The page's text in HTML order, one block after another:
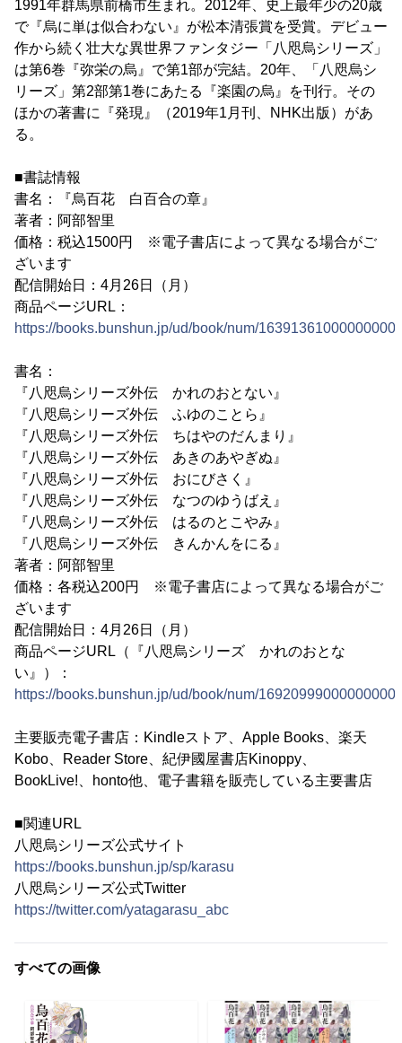
1991年群馬県前橋市生まれ。2012年、史上最年少の20歳
で『烏に単は似合わない』が松本清張賞を受賞。デビュー
作から続く壮大な異世界ファンタジー「八咫烏シリーズ」
は第6巻『弥栄の烏』で第1部が完結。20年、「八咫烏シ
リーズ」第2部第1巻にあたる『楽園の烏』を刊行。その
ほかの著書に『発現』（2019年1月刊、NHK出版）があ
る。
■書誌情報
書名：『烏百花 白百合の章』
著者：阿部智里
価格：税込1500円 ※電子書店によって異なる場合がご
ざいます
配信開始日：4月26日（月）
商品ページURL：
https://books.bunshun.jp/ud/book/num/
書名：
『八咫烏シリーズ外伝 かれのおとない』
『八咫烏シリーズ外伝 ふゆのことら』
『八咫烏シリーズ外伝 ちはやのだんまり』
『八咫烏シリーズ外伝 あきのあやぎぬ』
『八咫烏シリーズ外伝 おにびさく』
『八咫烏シリーズ外伝 なつのゆうばえ』
『八咫烏シリーズ外伝 はるのとこやみ』
『八咫烏シリーズ外伝 きんかんをにる』
著者：阿部智里
価格：各税込200円 ※電子書店によって異なる場合がご
ざいます
配信開始日：4月26日（月）
商品ページURL（『八咫烏シリーズ かれのおとな
い』）：
https://books.bunshun.jp/ud/book/num/
主要販売電子書店：Kindleストア、Apple Books、楽天
Kobo、Reader Store、紀伊國屋書店Kinoppy、
BookLive!、honto他、電子書籍を販売している主要書店
■関連URL
八咫烏シリーズ公式サイト
https://books.bunshun.jp/sp/karasu
八咫烏シリーズ公式Twitter
https://twitter.com/yatagarasu_abc
すべての画像